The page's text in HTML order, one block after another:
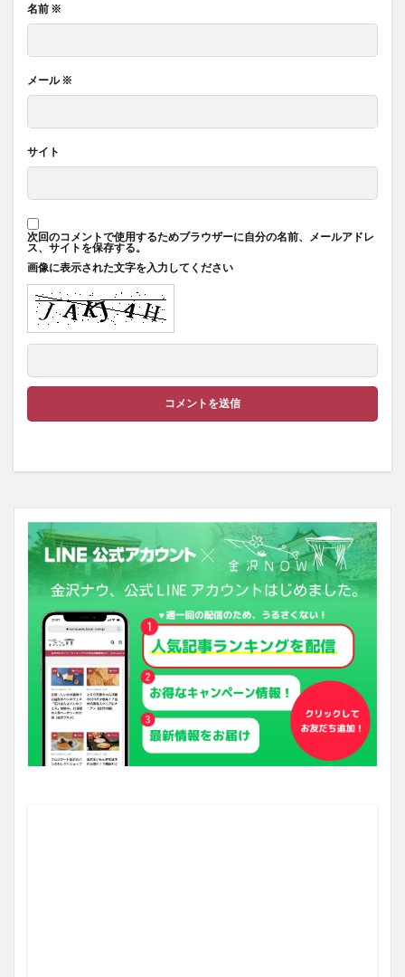
名前 ※
メール※
サイト
次回のコメントで使用するためブラウザーに自分の名前、メールアドレ
ス、サイトを保存する。
画像に表示された文字を入力してください